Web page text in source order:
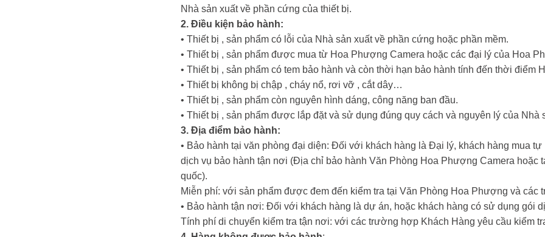
Nhà sản xuất về phần cứng của thiết bị.
2. Điều kiện bảo hành:
• Thiết bị , sản phẩm có lỗi của Nhà sản xuất về phần cứng hoặc phần mềm.
• Thiết bị , sản phẩm được mua từ Hoa Phượng Camera hoặc các đại lý của Hoa
• Thiết bị , sản phẩm có tem bảo hành và còn thời hạn bảo hành tính đến thời điểm
• Thiết bị không bị chập , cháy nổ, rơi vỡ , cắt dây…
• Thiết bị , sản phẩm còn nguyên hình dáng, công năng ban đầu.
• Thiết bị , sản phẩm được lắp đặt và sử dụng đúng quy cách và nguyên lý của Nhà
3. Địa điểm bảo hành:
• Bảo hành tại văn phòng đại diện: Đối với khách hàng là Đại lý, khách hàng mua
dịch vụ bảo hành tận nơi (Địa chỉ bảo hành Văn Phòng Hoa Phượng Camera hoặc
quốc).
Miễn phí: với sản phẩm được đem đến kiểm tra tại Văn Phòng Hoa Phượng và các
• Bảo hành tận nơi: Đối với khách hàng là dự án, hoặc khách hàng có sử dụng gói
Tính phí di chuyển kiểm tra tận nơi: với các trường hợp Khách Hàng yêu cầu kiểm